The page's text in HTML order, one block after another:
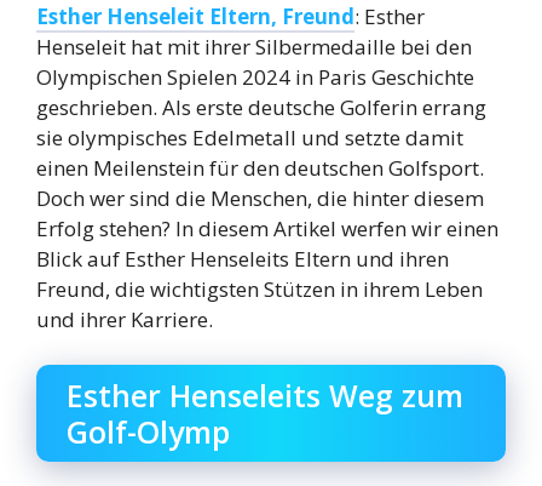
Esther Henseleit Eltern, Freund: Esther
Henseleit hat mit ihrer Silbermedaille bei den
Olympischen Spielen 2024 in Paris Geschichte
geschrieben. Als erste deutsche Golferin errang
sie olympisches Edelmetall und setzte damit
einen Meilenstein für den deutschen Golfsport.
Doch wer sind die Menschen, die hinter diesem
Erfolg stehen? In diesem Artikel werfen wir einen
Blick auf Esther Henseleits Eltern und ihren
Freund, die wichtigsten Stützen in ihrem Leben
und ihrer Karriere.
Esther Henseleits Weg zum
Golf-Olymp